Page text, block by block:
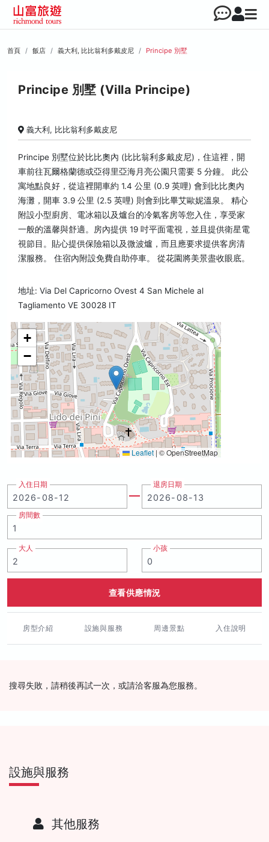
首頁 飯店 義大利, 比比翁利多戴皮尼 Principe 別墅
Principe 別墅 (Villa Principe)
義大利, 比比翁利多戴皮尼
Principe 別墅位於比比奧內 (比比翁利多戴皮尼)，住這裡，開
車前往瓦爾格蘭德或亞得里亞海月亮公園只需要 5 分鐘。 此公
寓地點良好，從這裡開車約 1.4 公里 (0.9 英哩) 會到比比奧內
海灘，開車 3.9 公里 (2.5 英哩) 則會到比畢艾歐妮溫泉。 精心
附設小型廚房、電冰箱以及爐台的冷氣客房等您入住，享受家
一般的溫馨與舒適。房內提供 19 吋平面電視，並且提供衛星電
視節目。貼心提供保險箱以及微波爐，而且應要求提供客房清
潔服務。 住宿內附設免費自助停車。 從花園將美景盡收眼底。
地址: Via Del Capricorno Ovest 4 San Michele al
Tagliamento VE 30028 IT
+
−
Leaflet | © OpenStreetMap
入住日期 退房日期
房間數
大人 小孩
查看供應情況
房型介紹 設施與服務 周邊景點 入住說明
搜尋失敗，請稍後再試一次，或請洽客服為您服務。
設施與服務
其他服務